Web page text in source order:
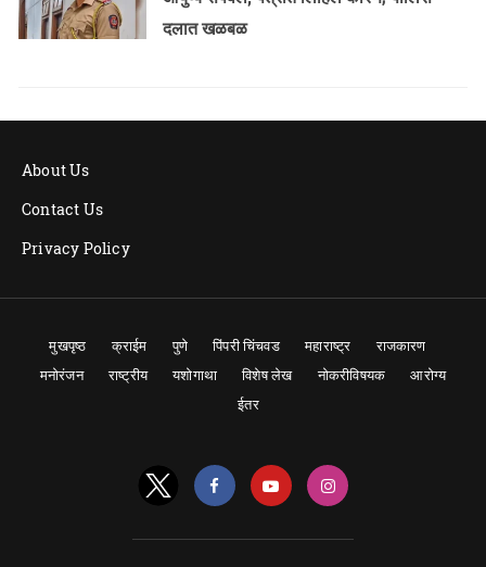
दलात खळबळ
About Us
Contact Us
Privacy Policy
मुखपृष्ठ क्राईम पुणे पिंपरी चिंचवड महाराष्ट्र
राजकारण
मनोरंजन
राष्ट्रीय यशोगाथा विशेष लेख नोकरीविषयक
आरोग्य
ईतर